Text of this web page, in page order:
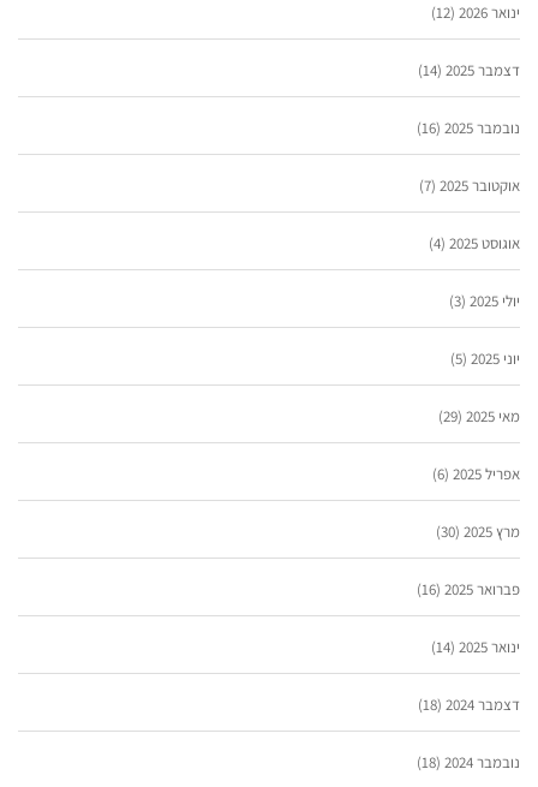
ינואר 2026 (12)
דצמבר 2025 (14)
נובמבר 2025 (16)
אוקטובר 2025 (7)
אוגוסט 2025 (4)
יולי 2025 (3)
יוני 2025 (5)
מאי 2025 (29)
אפריל 2025 (6)
מרץ 2025 (30)
פברואר 2025 (16)
ינואר 2025 (14)
דצמבר 2024 (18)
נובמבר 2024 (18)